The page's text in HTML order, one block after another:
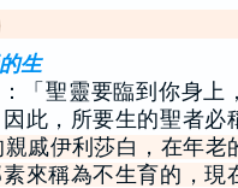
生
「聖靈要臨到你身上
此，所要生的聖者必
戚伊利莎白，在年老
來稱為不生育的，現